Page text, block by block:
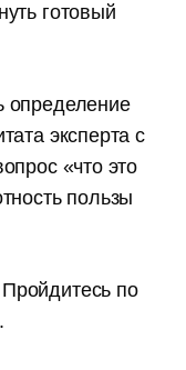
готовый
определение
эксперта с
«что это
пользы
по